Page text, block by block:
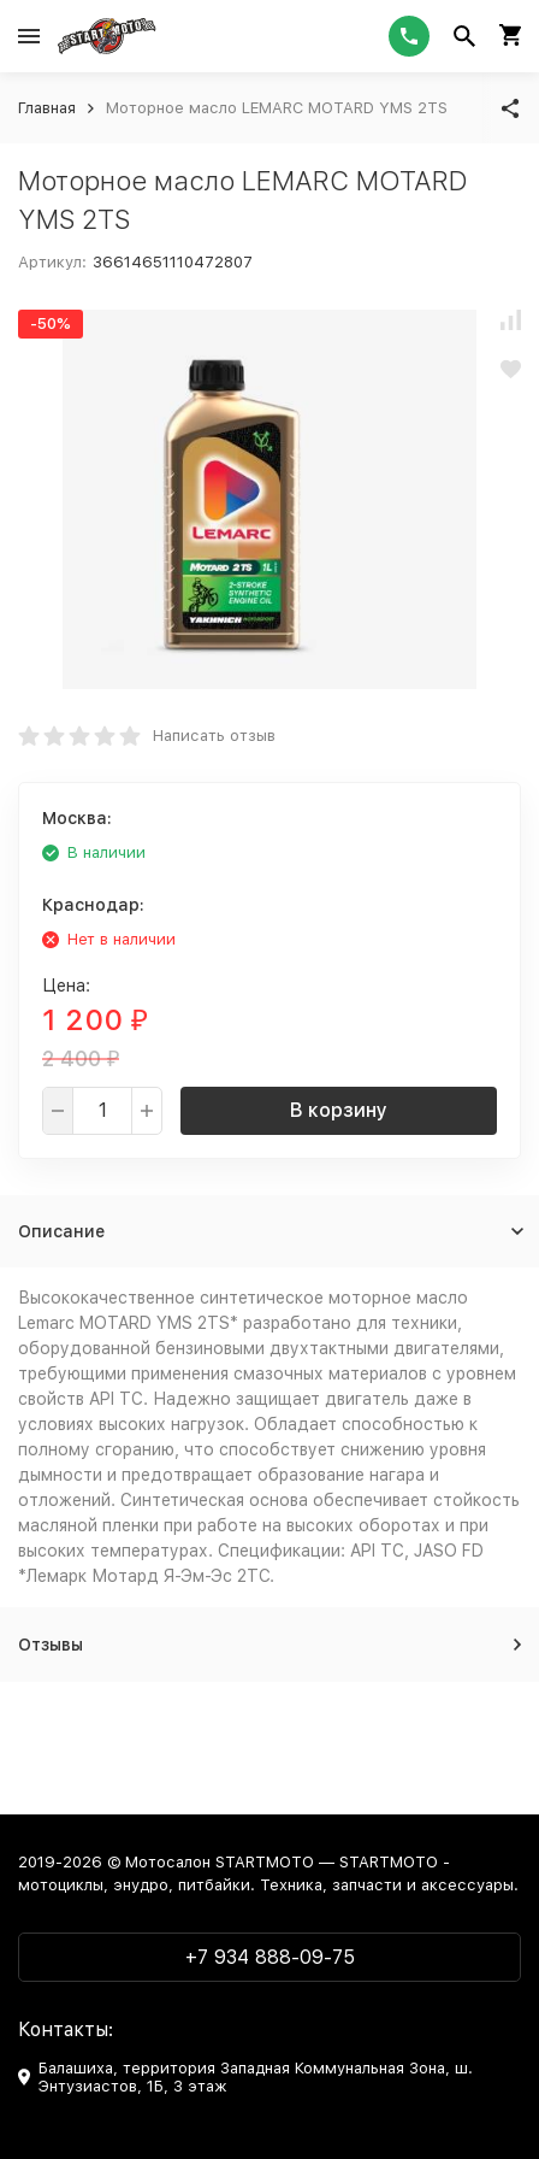
Главная Моторное масло LEMARC MOTARD YMS 2TS
Моторное масло LEMARC MOTARD
YMS 2TS
Артикул: 36614651110472807
-50%
Написать отзыв
Москва:
В наличии
Краснодар:
Нет в наличии
Цена:
1 200 ₽
2 400₽
В корзину
Описание
Высококачественное синтетическое моторное масло
Lemarс MOTARD YMS 2TS* разработано для техники,
оборудованной бензиновыми двухтактными двигателями,
требующими применения смазочных материалов с уровнем
свойств API TC. Надежно защищает двигатель даже в
условиях высоких нагрузок. Обладает способностью к
полному сгоранию, что способствует снижению уровня
дымности и предотвращает образование нагара и
отложений. Синтетическая основа обеспечивает стойкость
масляной пленки при работе на высоких оборотах и при
высоких температурах. Спецификации: API TC, JASO FD
*Лемарк Мотард Я-Эм-Эс 2ТС.
Отзывы
2019-2026 © Мотосалон STARTMOTO — STARTMOTO -
мотоциклы, энудро, питбайки. Техника, запчасти и аксессуары.
+7 934 888-09-75
Контакты:
Балашиха, территория Западная Коммунальная Зона, ш.
Энтузиастов, 1Б, 3 этаж